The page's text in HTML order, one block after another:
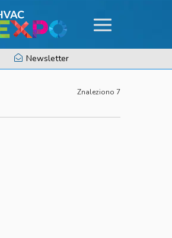
Newsletter
Znaleziono 7